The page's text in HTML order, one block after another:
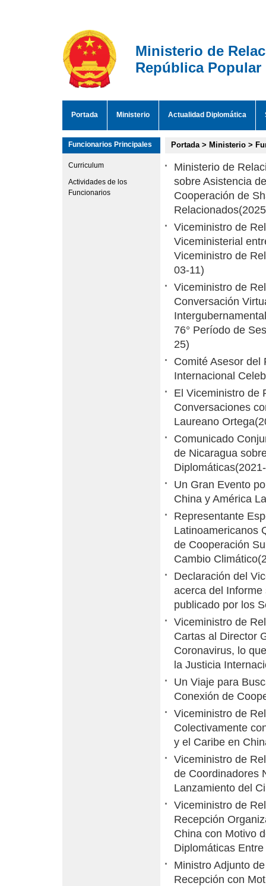
Ministerio de
República Popular
Portada Ministerio Actualidad Diplomática
Funcionarios Principales
Curriculum
Actividades de los
Funcionarios
Portada> Ministerio >
Ministerio de
sobre Asistencia
Cooperación de
Relacionados
Viceministro de
Viceministerial
Viceministro de
03-11)
Viceministro de
Conversación
76° Período de
25)
Comité Asesor del
Internacional
El Viceministro de
Conversaciones
Laureano Ortega
Comunicado
de Nicaragua
Diplomáticas
Un Gran Evento
China y América
Representante
Latinoamericanos
de Cooperación
Cambio Climático
Declaración del
acerca del
publicado por los
Viceministro de
Cartas al Director
Coronavirus, lo
la Justicia
Un Viaje para
Conexión de
Viceministro de
Colectivamente
y el Caribe en
Viceministro de
de Coordinadores
Lanzamiento del
Viceministro de
Recepción
China con Motivo
Diplomáticas
Ministro Adjunto
Recepción con